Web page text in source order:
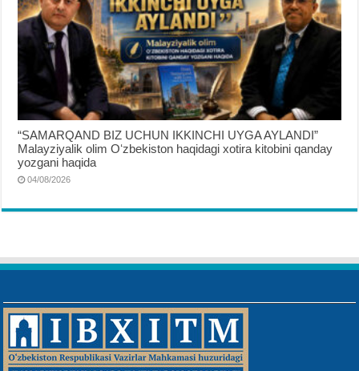
“SAMARQAND BIZ UCHUN IKKINCHI UYGA AYLANDI”
Malayziyalik olim Oʻzbekiston haqidagi xotira kitobini qanday
yozgani haqida
04/08/2026